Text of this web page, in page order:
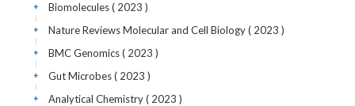
Biomolecules( 2023 )
+
Nature Reviews Molecular and Cell Biology( 2023 )
+
BMC Genomics( 2023 )
+
Gut Microbes( 2023 )
+
Analytical Chemistry( 2023 )
+